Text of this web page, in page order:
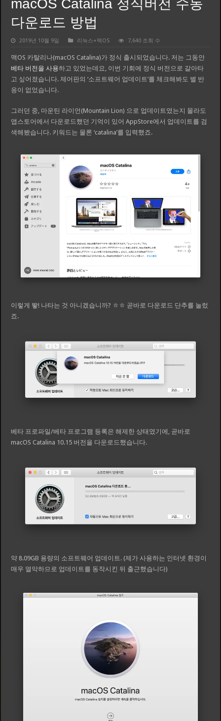
macOS Catalina 정식버전 수동
다운로드 방법
2019년 10월 9일 리눅스+맥OS 7,640 조회 수
맥OS 카탈리나(macOS Catalina)가 정식 출시되었습니다. 저는 그동안
베타 버전을 사용하고 있었는데요, 이번 기회에 정식 버전으로 갈아타
고 싶어졌습니다. 제어판의 ‘소프트웨어 업데이트’를 체크해봐도 별 반
응이 없었습니다.
그러던 중, 마운틴 라이언(Mountain Lion) 으로 업데이트였는지 몰라도
앱스토어에서 다운로드했던 기억이 있어 AppStore에서 업데이트를 검
색해봤습니다. 키워드는 물론 ‘catalina’를 입력했죠.
이렇게 뙇! 나타는 것 아니겠습니까? ㅎㅎ 곧바로 다운로드 단추를 눌렀
죠.
베타 프로파일/베타 프로그램 등록은 해제한 상태였기에, 곧바로
macOS Catalina 10.15 버전을 다운로드했습니다.
약 8.09GB 용량의 소프트웨어 업데이트. (제가 사용하는 인터넷 환경이
매우 열악하므로 업데이트를 동작시킨 뒤 출근했습니다)